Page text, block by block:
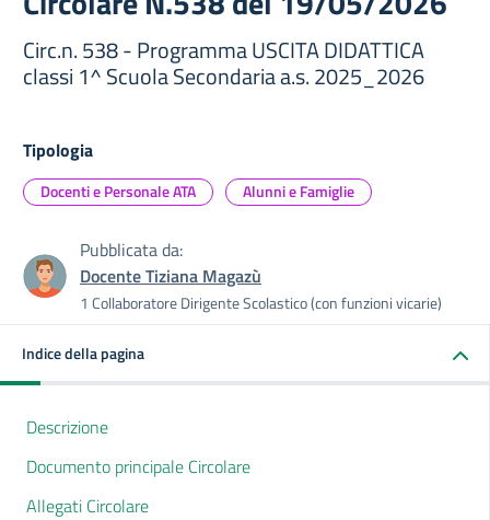
Circ.n. 538 - Programma USCITA DIDATTICA
classi 1^ Scuola Secondaria a.s. 2025_2026
Tipologia
Docenti e Personale ATA Alunni e Famiglie
Pubblicata da:
Docente Tiziana Magazù
1 Collaboratore Dirigente Scolastico (con funzioni vicarie)
Indice della pagina
Descrizione
Documento principale Circolare
Allegati Circolare